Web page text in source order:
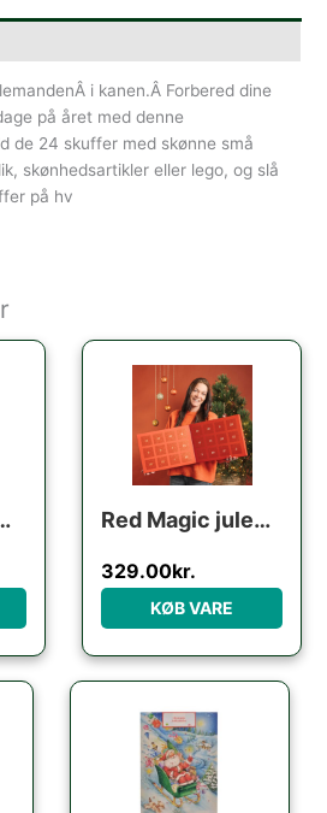
i kanen.Â Forbered dine
på året med denne
de 24 skuffer med skønne små
skønhedsartikler eller lego, og slå
på hv
Julekalender Red Magic julekalender m/ chokolade, lakrids & karamel fra Cocoture – 460g
329.00kr.
KØB VARE
Den oprindelige pris
Den aktuelle